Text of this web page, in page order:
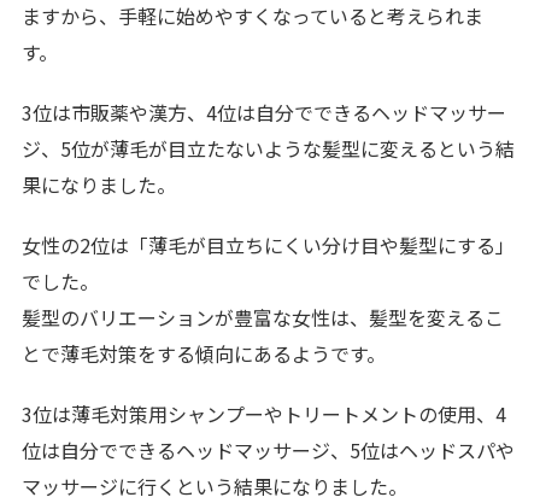
ますから、手軽に始めやすくなっていると考えられま
す。
3位は市販薬や漢方、4位は自分でできるヘッドマッサー
ジ、5位が薄毛が目立たないような髪型に変えるという結
果になりました。
女性の2位は「薄毛が目立ちにくい分け目や髪型にする」
でした。
髪型のバリエーションが豊富な女性は、髪型を変えるこ
とで薄毛対策をする傾向にあるようです。
3位は薄毛対策用シャンプーやトリートメントの使用、4
位は自分でできるヘッドマッサージ、5位はヘッドスパや
マッサージに行くという結果になりました。